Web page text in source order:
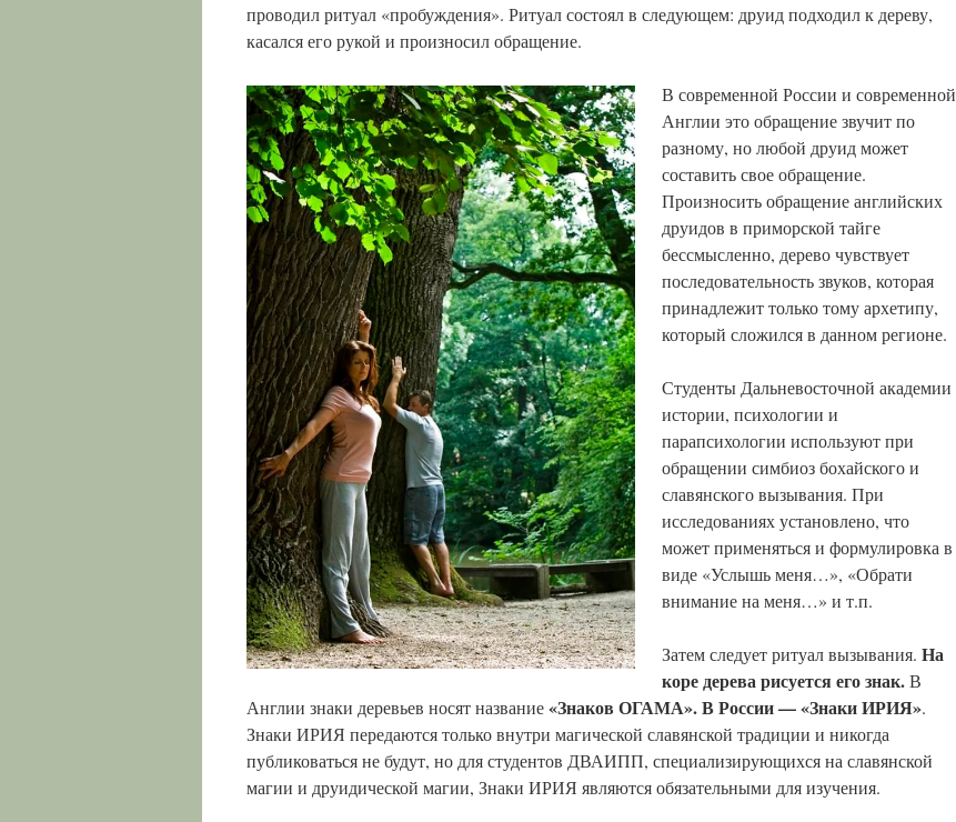
проводил ритуал «пробуждения». Ритуал состоял в следующем: друид подходил к дереву,
касался его рукой и произносил обращение.
В современной России и современной
Англии это обращение звучит по
разному, но любой друид может
составить свое обращение.
Произносить обращение английских
друидов в приморской тайге
бессмысленно, дерево чувствует
последовательность звуков, которая
принадлежит только тому архетипу,
который сложился в данном регионе.
Студенты Дальневосточной академии
истории, психологии и
парапсихологии используют при
обращении симбиоз бохайского и
славянского вызывания. При
исследованиях установлено, что
может применяться и формулировка в
виде «Услышь меня…», «Обрати
внимание на меня…» и т.п.
Затем следует ритуал вызывания. На
коре дерева рисуется его знак.В
Англии знаки деревьев носят название«Знаков ОГАМА». В России — «Знаки ИРИЯ».
Знаки ИРИЯ передаются только внутри магической славянской традиции и никогда
публиковаться не будут, но для студентов ДВАИПП, специализирующихся на славянской
магии и друидической магии, Знаки ИРИЯ являются обязательными для изучения.